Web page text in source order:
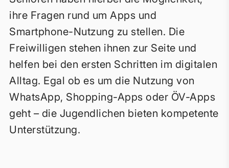
ihre Fragen rund um Apps und
Smartphone-Nutzung zu stellen. Die
Freiwilligen stehen ihnen zur Seite und
helfen bei den ersten Schritten im digitalen
Alltag. Egal ob es um die Nutzung von
WhatsApp, Shopping-Apps oder ÖV-Apps
geht – die Jugendlichen bieten kompetente
Unterstützung.